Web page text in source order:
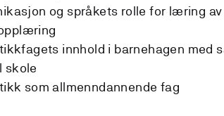
og språkets rolle for læring
innhold i barnehagen med
skole
som allmenndannende fag